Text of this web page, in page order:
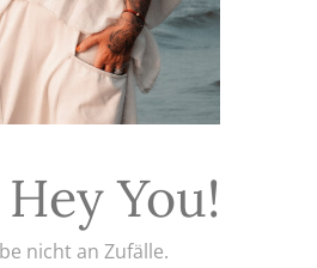
You!
nicht an Zufälle.